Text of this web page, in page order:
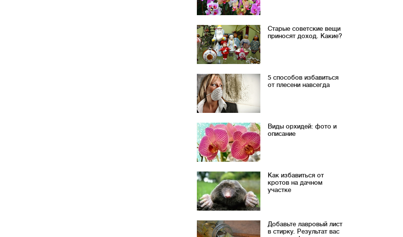
Старые советские вещи
приносят доход. Какие?
5 способов избавиться
от плесени навсегда
Виды орхидей: фото и
описание
Как избавиться от
кротов на дачном
участке
Добавьте лавровый лист
в стирку. Результат вас